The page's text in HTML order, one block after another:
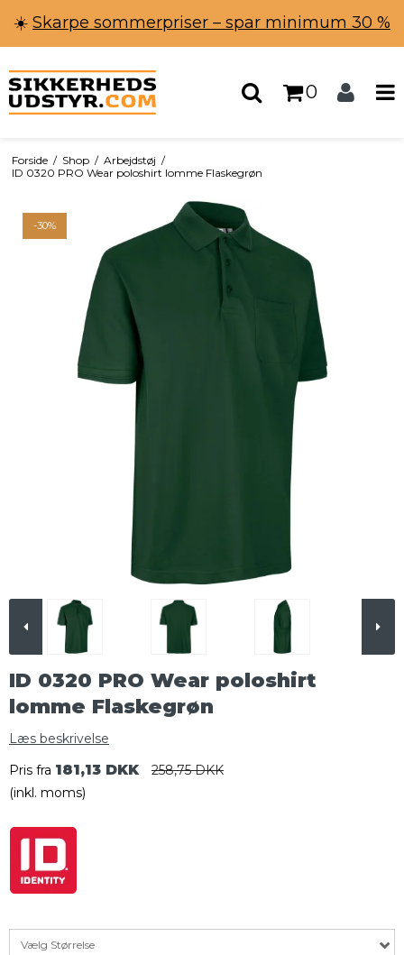
☀️ Skarpe sommerpriser – spar minimum 30 %
0
Forside / Shop / Arbejdstøj /
ID 0320 PRO Wear poloshirt lomme Flaskegrøn
-30%
ID 0320 PRO Wear poloshirt
lomme Flaskegrøn
Læs beskrivelse
Pris fra 181,13 DKK
258,75 DKK
(inkl. moms)
Vælg Størrelse